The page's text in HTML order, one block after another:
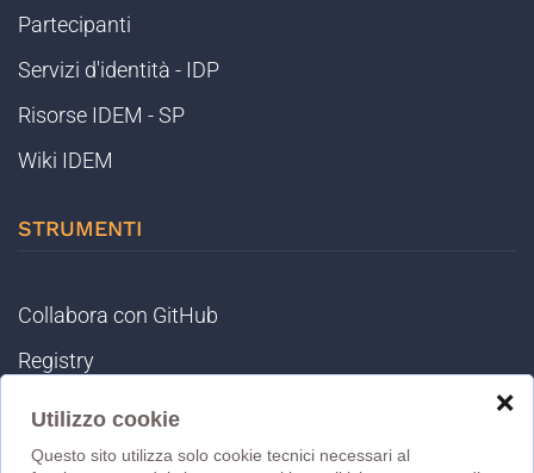
Utilizzo cookie
Questo sito utilizza solo cookie tecnici necessari al
❌
Partecipanti
Servizi d'identità - IDP
Risorse IDEM - SP
Wiki IDEM
STRUMENTI
Collabora con GitHub
Registry
IDEM Tools
MET